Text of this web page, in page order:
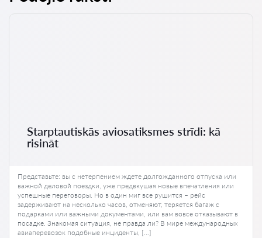
Starptautiskās aviosatiksmes strīdi: kā
risināt
Представьте: вы с нетерпением ждете долгожданного отпуска или
важной деловой поездки, уже предвкушая новые впечатления или
успешные переговоры. Но в один миг все рушится – рейс
задерживают на несколько часов, отменяют, теряется багаж с
подарками или важными документами, или вам вовсе отказывают в
посадке. Знакомая ситуация, не правда ли? В мире международных
авиаперевозок подобные инциденты, […]